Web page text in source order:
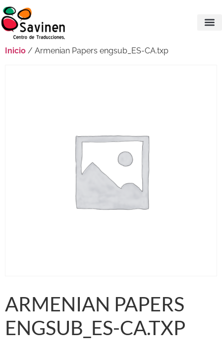
Inicio / Armenian Papers engsub_ES-CA.txp
ARMENIAN PAPERS
ENGSUB_ES-CA.TXP